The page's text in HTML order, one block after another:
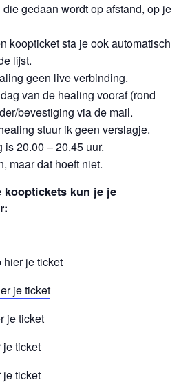
gedaan wordt op afstand, op je
koopticket sta je ook automatisch
lijst.
geen live verbinding.
van de healing vooraf (rond
bevestiging via de mail.
stuur ik geen verslagje.
20.00 – 20.45 uur.
maar dat hoeft niet.
kooptickets kun je je
hier je ticket
je ticket
je ticket
je ticket
je ticket